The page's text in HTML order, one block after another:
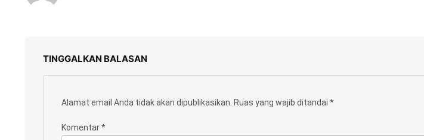
TINGGALKAN BALASAN
Alamat email Anda tidak akan dipublikasikan. Ruas yang wajib ditandai *
Komentar*